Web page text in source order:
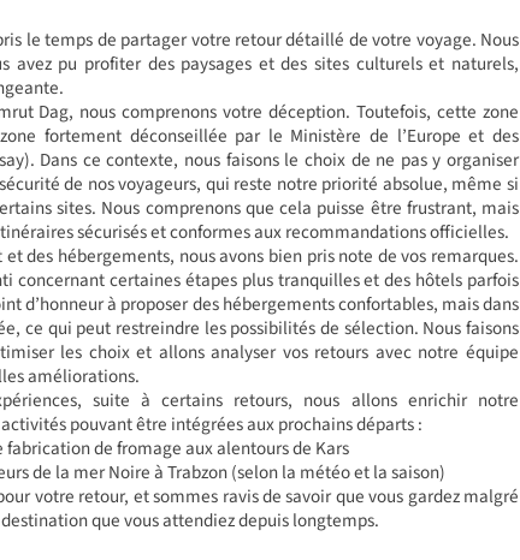
le temps de partager votre retour détaillé de votre voyage. Nous
avez pu profiter des paysages et des sites culturels et naturels,
Dag, nous comprenons votre déception. Toutefois, cette zone
fortement déconseillée par le Ministère de l’Europe et des
Dans ce contexte, nous faisons le choix de ne pas y organiser
de nos voyageurs, qui reste notre priorité absolue, même si
sites. Nous comprenons que cela puisse être frustrant, mais
sécurisés et conformes aux recommandations officielles.
des hébergements, nous avons bien pris note de vos remarques.
concernant certaines étapes plus tranquilles et des hôtels parfois
d’honneur à proposer des hébergements confortables, mais dans
ce qui peut restreindre les possibilités de sélection. Nous faisons
les choix et allons analyser vos retours avec notre équipe
améliorations.
suite à certains retours, nous allons enrichir notre
pouvant être intégrées aux prochains départs :
fabrication de fromage aux alentours de Kars
de la mer Noire à Trabzon (selon la météo et la saison)
votre retour, et sommes ravis de savoir que vous gardez malgré
que vous attendiez depuis longtemps.